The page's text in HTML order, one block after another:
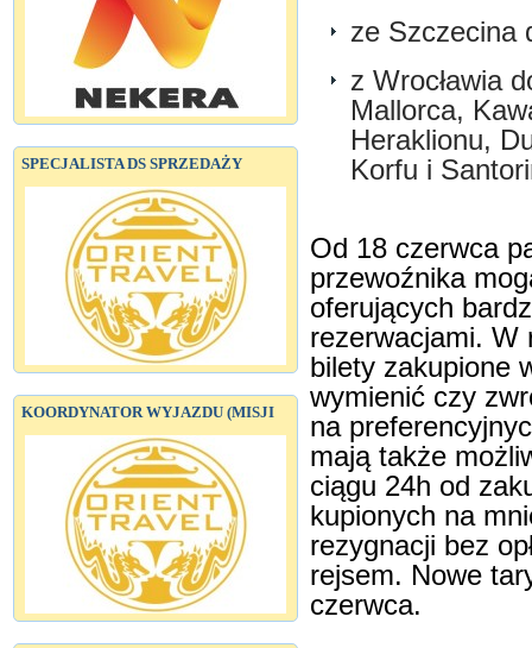
SPECJALISTA DS SPRZEDAŻY
KOORDYNATOR WYJAZDU (MISJI
ze Szczecina
z Wrocławia
Mallorca,
Heraklionu,
Korfu i
Od 18 czerwca
przewoźnika
oferujących
rezerwacjami. W
bilety zakupione
wymienić czy
na
mają także
ciągu 24h od
kupionych na
rezygnacji bez
rejsem. Nowe
czerwca.